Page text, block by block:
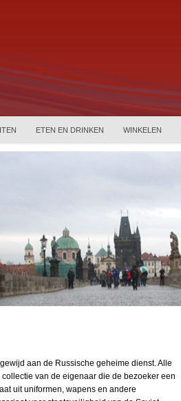
ETEN EN DRINKEN WINKELEN
aan de Russische geheime dienst. Alle
van de eigenaar die de bezoeker een
uit uniformen, wapens en andere